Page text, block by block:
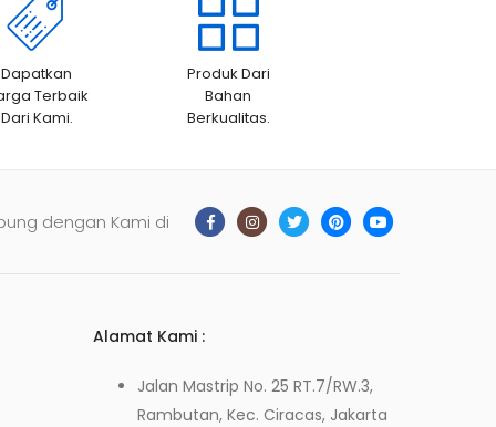
Dapatkan
Terbaik
Dari Kami.
Produk Dari
Bahan
Berkualitas.
dengan Kami di
Alamat Kami :
Jalan Mastrip No. 25 RT.7/RW.3,
Rambutan, Kec. Ciracas, Jakarta